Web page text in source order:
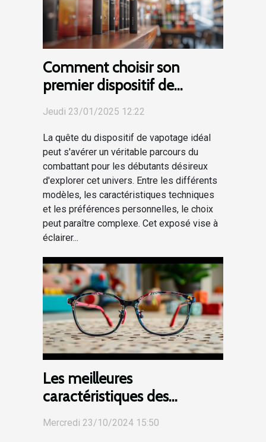
Comment choisir son
premier dispositif de
Jeudi 23/01/2025 12:22
La quête du dispositif de vapotage idéal
peut s'avérer un véritable parcours du
combattant pour les débutants désireux
d'explorer cet univers. Entre les différents
modèles, les caractéristiques techniques
et les préférences personnelles, le choix
peut paraître complexe. Cet exposé vise à
éclairer...
Les meilleures
caractéristiques des
systèmes de charnières
pour lunettes enfantines
Mercredi 23/10/2024 15:50